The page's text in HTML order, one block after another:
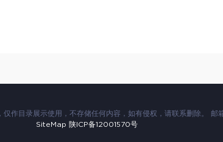
仅作目录展示使用，不存储任何内容，如有侵权，请联系删除。
SiteMap 陕ICP备12001570号